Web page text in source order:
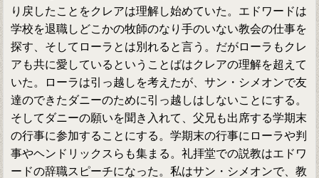
り戻したことをクレアは理解し始めていた。エドワードは
学校を退職しどこかの牧師のなり手のいない教会の仕事を
探す、そしてローラとは別れると言う。だがローラもクレ
アも共に愛しているということばはクレアの理解を超えて
いた。ローラは引っ越しを考えたが、サン・シメオンで友
達のできたダニーのために引っ越しはしないことにする。
そしてダニーの願いを聞き入れて、父兄も出席する学期末
の行事に参加することにする。学期末の行事にローラや判
事やヘンドリックスらも集まる。礼拝堂での説教はエドワ
ードの辞職スピーチになった。私はサン・シメオンで、教